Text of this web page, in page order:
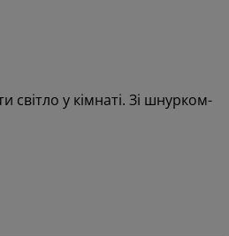
у кімнаті. Зі шнурком-